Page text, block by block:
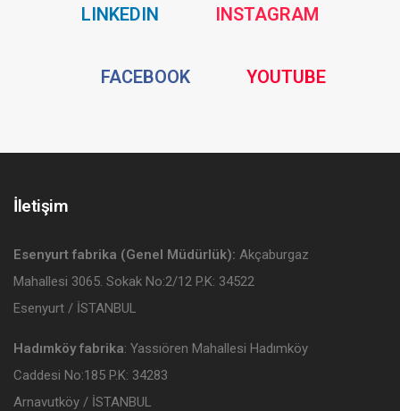
LINKEDINSocial INSTAGRAMSocial
FACEBOOKSocial YOUTUBESocial
İletişim
Esenyurt fabrika (Genel Müdürlük): Akçaburgaz
Mahallesi 3065. Sokak No:2/12 P.K: 34522
Esenyurt / İSTANBUL
Hadımköy fabrika: Yassıören Mahallesi Hadımköy
Caddesi No:185 P.K: 34283
Arnavutköy / İSTANBUL